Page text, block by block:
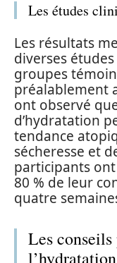
Les études
Les résultats
diverses
groupes
préalablement
ont observé
d’hydratation
tendance
sécheresse et
participants
80 % de leur
quatre
Les